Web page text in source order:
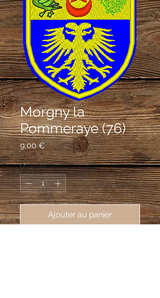
Morgny la
Pommeraye (76)
9,00 €Prix
Quantité *
Ajouter au panier